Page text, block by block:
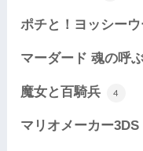
ポチと！ヨッシー
マーダード 魂の呼
魔女と百騎兵 4
マリオメーカー3DS